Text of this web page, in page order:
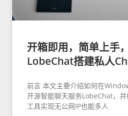
开箱即用，简单上手
LobeChat搭建私人
前言 本文主要介绍如何在
开源智能聊天服务LobeChat，
工具实现无公网IP也能多人